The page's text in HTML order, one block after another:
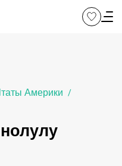
Америки /